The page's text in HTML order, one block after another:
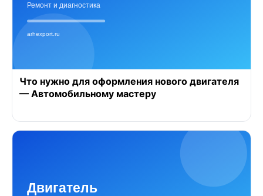
Что нужно для оформления нового двигателя
— Автомобильному мастеру